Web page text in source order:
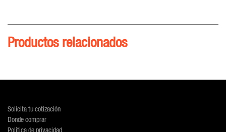
Productos relacionados
Solicita tu cotización
Donde comprar
Política de privacidad